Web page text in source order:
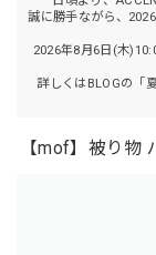
誠に勝手ながら、
2026年8月6日(木
詳しくはBLOGの「
【mof】被り物